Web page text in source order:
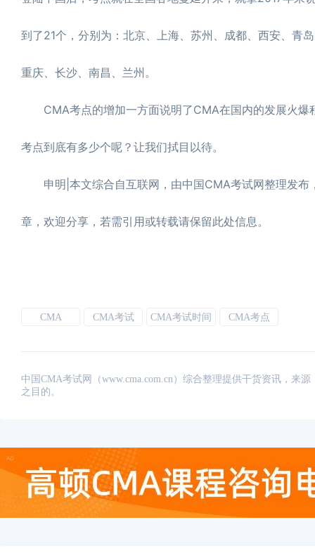
到了21个，分别为：北京、上海、苏州、成都、西安、青
重庆、长沙、南昌、兰州。
CMA考点的增加一方面说明了CMA在国内的发展火爆
考点到底有多少个呢？让我们拭目以待。
申明|本文综合自互联网，由中国CMA考试网整理发布
章，欢迎分享，若需引用或转载请保留此处信息。
CMA CMA考试 CMA考试时间 CMA考点
中国CMA考试网（www.cma.com.cn）综合整理提供干货资讯，来
之目的。